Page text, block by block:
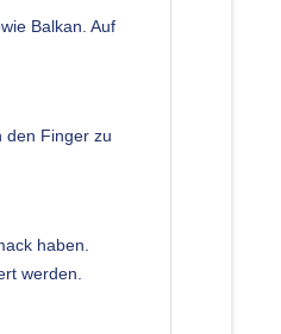
Balkan. Auf
den Finger zu
haben.
werden.